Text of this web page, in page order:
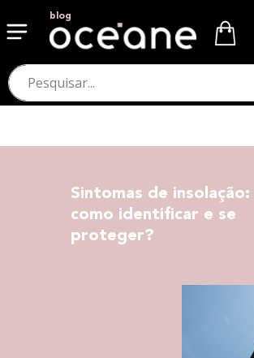
blog
Sintomas de insolação:
como identificar e se
proteger?